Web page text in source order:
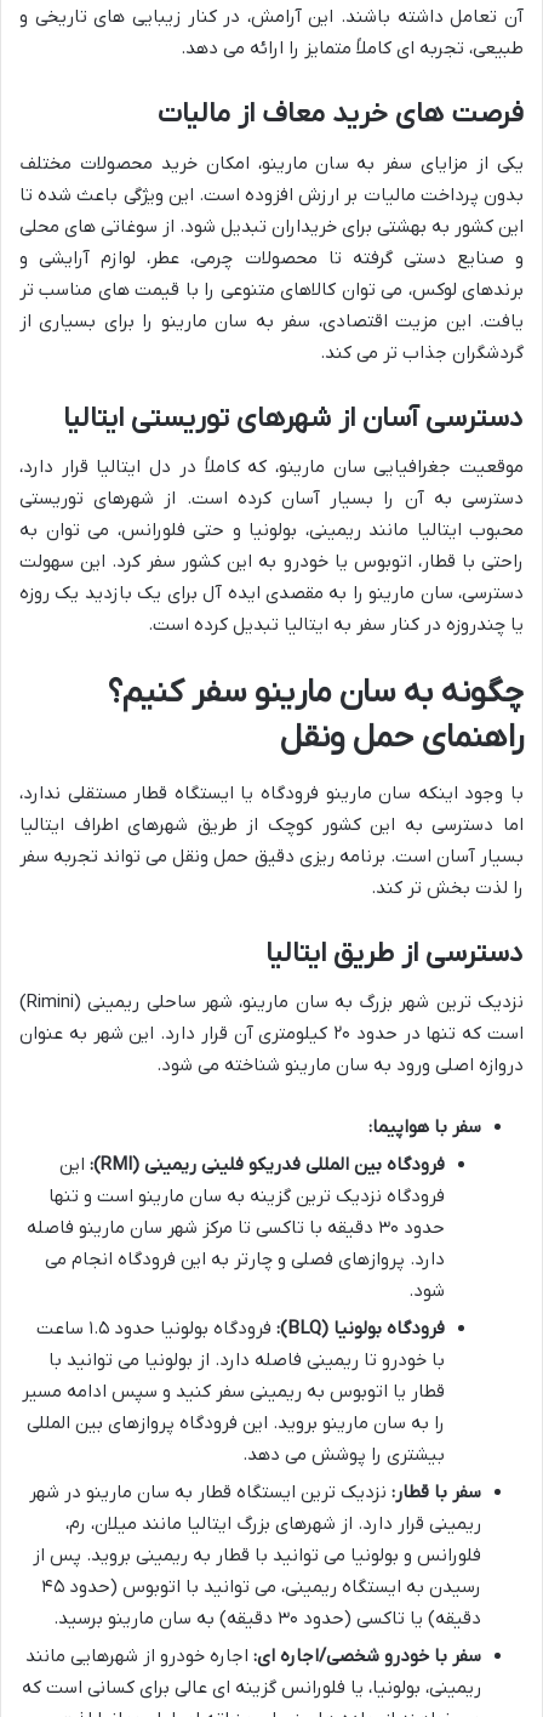
آن تعامل داشته باشند. این آرامش، در کنار زیبایی های تاریخی و
طبیعی، تجربه ای کاملاً متمایز را ارائه می دهد.
فرصت های خرید معاف از مالیات
یکی از مزایای سفر به سان مارینو، امکان خرید محصولات مختلف
بدون پرداخت مالیات بر ارزش افزوده است. این ویژگی باعث شده تا
این کشور به بهشتی برای خریداران تبدیل شود. از سوغاتی های محلی
و صنایع دستی گرفته تا محصولات چرمی، عطر، لوازم آرایشی و
برندهای لوکس، می توان کالاهای متنوعی را با قیمت های مناسب تر
یافت. این مزیت اقتصادی، سفر به سان مارینو را برای بسیاری از
گردشگران جذاب تر می کند.
دسترسی آسان از شهرهای توریستی ایتالیا
موقعیت جغرافیایی سان مارینو، که کاملاً در دل ایتالیا قرار دارد،
دسترسی به آن را بسیار آسان کرده است. از شهرهای توریستی
محبوب ایتالیا مانند ریمینی، بولونیا و حتی فلورانس، می توان به
راحتی با قطار، اتوبوس یا خودرو به این کشور سفر کرد. این سهولت
دسترسی، سان مارینو را به مقصدی ایده آل برای یک بازدید یک روزه
یا چندروزه در کنار سفر به ایتالیا تبدیل کرده است.
چگونه به سان مارینو سفر کنیم؟
راهنمای حمل ونقل
با وجود اینکه سان مارینو فرودگاه یا ایستگاه قطار مستقلی ندارد،
اما دسترسی به این کشور کوچک از طریق شهرهای اطراف ایتالیا
بسیار آسان است. برنامه ریزی دقیق حمل ونقل می تواند تجربه سفر
را لذت بخش تر کند.
دسترسی از طریق ایتالیا
نزدیک ترین شهر بزرگ به سان مارینو، شهر ساحلی ریمینی (Rimini)
است که تنها در حدود ۲۰ کیلومتری آن قرار دارد. این شهر به عنوان
دروازه اصلی ورود به سان مارینو شناخته می شود.
سفر با هواپیما:
فرودگاه بین المللی فدریکو فلینی ریمینی (RMI):
این
فرودگاه نزدیک ترین گزینه به سان مارینو است و تنها
حدود ۳۰ دقیقه با تاکسی تا مرکز شهر سان مارینو فاصله
دارد. پروازهای فصلی و چارتر به این فرودگاه انجام می
شود.
فرودگاه بولونیا (BLQ):
فرودگاه بولونیا حدود ۱.۵ ساعت
با خودرو تا ریمینی فاصله دارد. از بولونیا می توانید با
قطار یا اتوبوس به ریمینی سفر کنید و سپس ادامه مسیر
را به سان مارینو بروید. این فرودگاه پروازهای بین المللی
بیشتری را پوشش می دهد.
سفر با قطار: نزدیک ترین ایستگاه قطار به سان مارینو در شهر
ریمینی قرار دارد. از شهرهای بزرگ ایتالیا مانند میلان، رم،
فلورانس و بولونیا می توانید با قطار به ریمینی بروید. پس از
رسیدن به ایستگاه ریمینی، می توانید با اتوبوس (حدود ۴۵
دقیقه) یا تاکسی (حدود ۳۰ دقیقه) به سان مارینو برسید.
سفر با خودرو شخصی/اجاره ای: اجاره خودرو از شهرهایی مانند
ریمینی، بولونیا، یا فلورانس گزینه ای عالی برای کسانی است که